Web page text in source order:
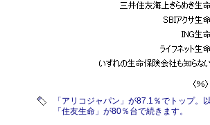
「アリコジャパン」が87.1％でトップ
「住友生命」が80％台で続きます。